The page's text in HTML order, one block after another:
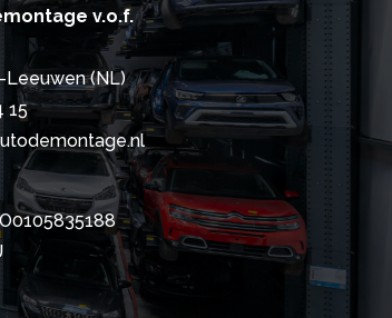
v.o.f.
Leeuwen (NL)
15